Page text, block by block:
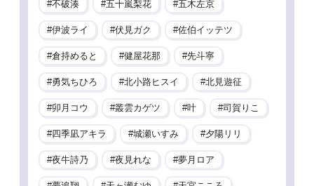
不破湊 五十嵐梨花 五木左京
伊波ライ 伏見ガク 佐伯イッテツ
倉持めると 健屋花那 先斗寧
勇気ちひろ 北小路ヒスイ 北見遊征
卯月コウ 叢雲カゲツ 叶 司賀りこ
四季凪アキラ 城瀬いすみ 夕陽リリ
夜牛詩乃 夜見れな 夢月ロア